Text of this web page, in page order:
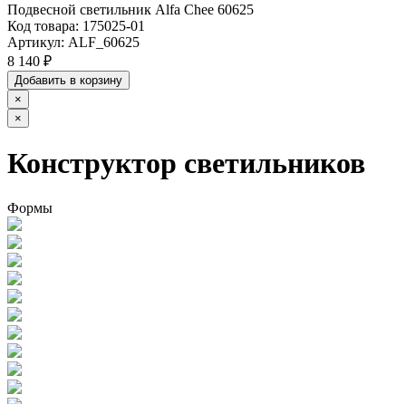
Подвесной светильник Alfa Chee 60625
Код товара: 175025-01
Артикул: ALF_60625
8 140 ₽
Добавить в корзину
×
×
Конструктор светильников
Формы